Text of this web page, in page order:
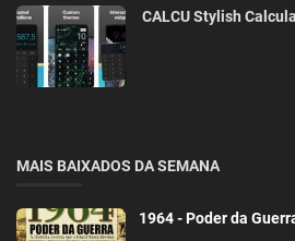
CALCU Stylish
MAIS BAIXADOS DA SEMANA
1964 - Poder da